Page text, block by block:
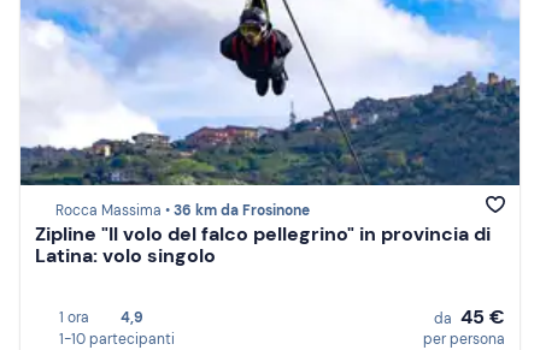
Rocca Massima •36 km da Frosinone
Zipline "Il volo del falco pellegrino" in provincia di
Latina: volo singolo
1 ora
4,9
1-10 partecipanti
da 45 €
per persona